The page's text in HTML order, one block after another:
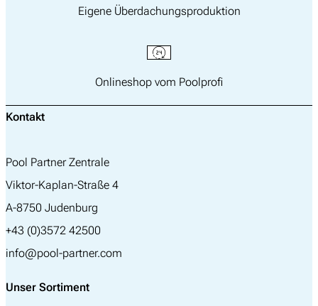
Eigene Überdachungsproduktion
Onlineshop vom Poolprofi
Kontakt
Pool Partner Zentrale
Viktor-Kaplan-Straße 4
A-8750 Judenburg
+43 (0)3572 42500
info@pool-partner.com
Unser Sortiment